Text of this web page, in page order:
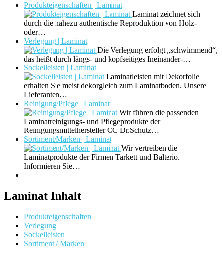
Produkteigenschaften | Laminat
Laminat zeichnet sich
durch die nahezu authentische Reproduktion von Holz-
oder…
Verlegung | Laminat
Die Verlegung erfolgt „schwimmend“,
das heißt durch längs- und kopfseitiges Ineinander-…
Sockelleisten | Laminat
Laminatleisten mit Dekorfolie
erhalten Sie meist dekorgleich zum Laminatboden. Unsere
Lieferanten…
Reinigung/Pflege | Laminat
Wir führen die passenden
Laminatreinigungs- und Pflegeprodukte der
Reinigungsmittelhersteller CC Dr.Schutz…
Sortiment/Marken | Laminat
Wir vertreiben die
Laminatprodukte der Firmen Tarkett und Balterio.
Informieren Sie…
Laminat Inhalt
Produkteigenschaften
Verlegung
Sockelleisten
Sortiment / Marken